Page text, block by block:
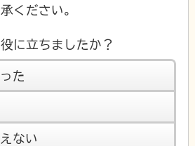
ください。
に立ちましたか？
た
ない